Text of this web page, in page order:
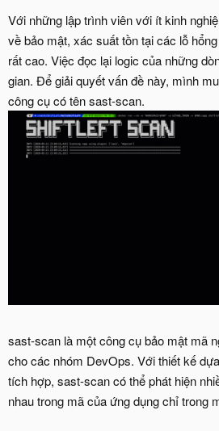
Với những lập trình viên với ít kinh
về bảo mật, xác suất tồn tại các lỗ
rất cao. Việc đọc lại logic của những
gian. Để giải quyết vấn đề này, mình
công cụ có tên sast-scan.
sast-scan là một công cụ bảo mật mã
cho các nhóm DevOps. Với thiết kế
tích hợp, sast-scan có thể phát hiện
nhau trong mã của ứng dụng chỉ trong